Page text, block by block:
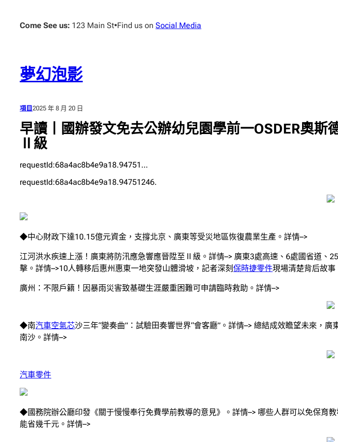
Come See us: 123 Main St•Find us onSocial Media
夢幻泡影
項目2025 年 8 月 20 日
早讀丨國辦發文免去公辦幼兒園學前一OSDER奧
Ⅱ級
requestId:68a4ac8b4e9a18.94751…
requestId:68a4ac8b4e9a18.94751246.
◆中心財政下達10.15億元資金，支撐北京、廣東等受災地區恢復農業生產。詳情–>
江河洪水疾速上漲！廣東將防汛應急響應晉陞至Ⅱ級。詳情–> 廣東3處高速、6處國省道、
擊。詳情–>10人轉移后惠州惠東一地突發山體滑坡，記者深刻保時捷零件現場清楚背后故事
廣州：不限戶籍！因暴雨災害致基礎生涯嚴重困難可申請臨時救助。詳情–>
◆南汽車空氣芯沙三年“變奏曲”：試驗田奏響世界“會客廳”。詳情–> 總結成效瞻望未來，
南沙。詳情–>
汽車零件
◆國務院辦公廳印發《關于慢慢奉行免費學前教導的意見》。詳情–> 哪些人群可以免保育
能省幾千元。詳情–>